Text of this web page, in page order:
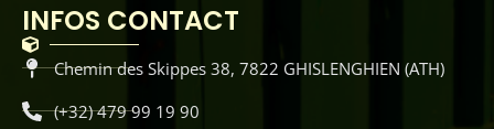
INFOS CONTACT
Chemin des Skippes 38, 7822 GHISLENGHIEN (ATH)
(+32) 479 99 19 90